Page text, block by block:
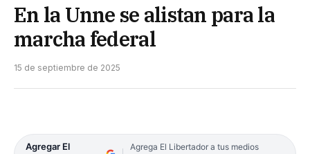
En la Unne se alistan para la
marcha federal
15 de septiembre de 2025
Agregar El
Agrega El Libertador a tus medios